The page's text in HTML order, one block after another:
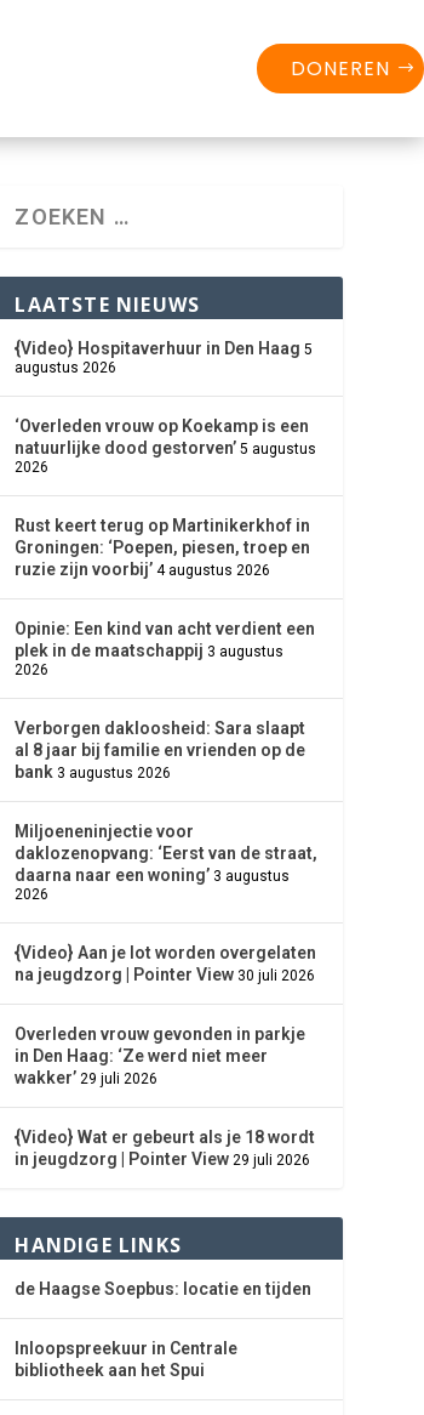
DONEREN
LAATSTE NIEUWS
{Video} Hospitaverhuur in Den Haag 5
augustus 2026
‘Overleden vrouw op Koekamp is een
natuurlijke dood gestorven’ 5 augustus
2026
Rust keert terug op Martinikerkhof in
Groningen: ‘Poepen, piesen, troep en
ruzie zijn voorbij’ 4 augustus 2026
Opinie: Een kind van acht verdient een
plek in de maatschappij 3 augustus
2026
Verborgen dakloosheid: Sara slaapt
al 8 jaar bij familie en vrienden op de
bank 3 augustus 2026
Miljoeneninjectie voor
daklozenopvang: ‘Eerst van de straat,
daarna naar een woning’ 3 augustus
2026
{Video} Aan je lot worden overgelaten
na jeugdzorg | Pointer View 30 juli 2026
Overleden vrouw gevonden in parkje
in Den Haag: ‘Ze werd niet meer
wakker’ 29 juli 2026
{Video} Wat er gebeurt als je 18 wordt
in jeugdzorg | Pointer View 29 juli 2026
HANDIGE LINKS
de Haagse Soepbus: locatie en tijden
Inloopspreekuur in Centrale
bibliotheek aan het Spui